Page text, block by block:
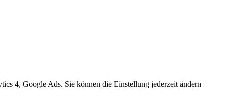
4, Google Ads. Sie können die Einstellung jederzeit ändern